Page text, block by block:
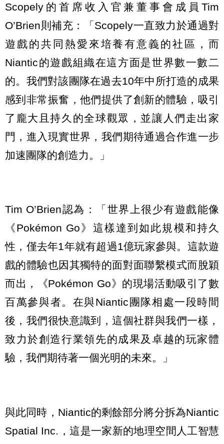
Scopely的首席收入官兼董事會成員Tim
O’Brien則補充：「Scopely一直致力於通過對
遊戲的共同熱愛來培養有意義的社區，而
Niantic的遊戲組織在這方面是世界數一數二
的。我們對該團隊在過去10年中所打造的成果
感到非常振奮，他們提供了創新的體驗，吸引
了龐大且持久的全球觀眾，並讓人們走出家
門，進入現實世界，我們期待通過合作進一步
加速團隊的創造力。」
Tim O’Brien認為：「世界上很少有遊戲能像
《Pokémon Go》這樣達到如此規模和持久
性，僅去年1年就有超過1億玩家參與。這款遊
戲的體驗也因其獨特的面對面聯繫模式而脫穎
而出，《Pokémon Go》的現場活動吸引了數
百萬參與者。在與Niantic團隊相處一段時間
後，我們很快意識到，這個社群與我們一樣，
致力於創造行業領先的成果及卓越的玩家體
驗，我們期待著一個光明的未來。」
與此同時，Niantic的剩餘部分將分拆為Niantic
Spatial Inc.，這是一家新的地理空間人工智慧